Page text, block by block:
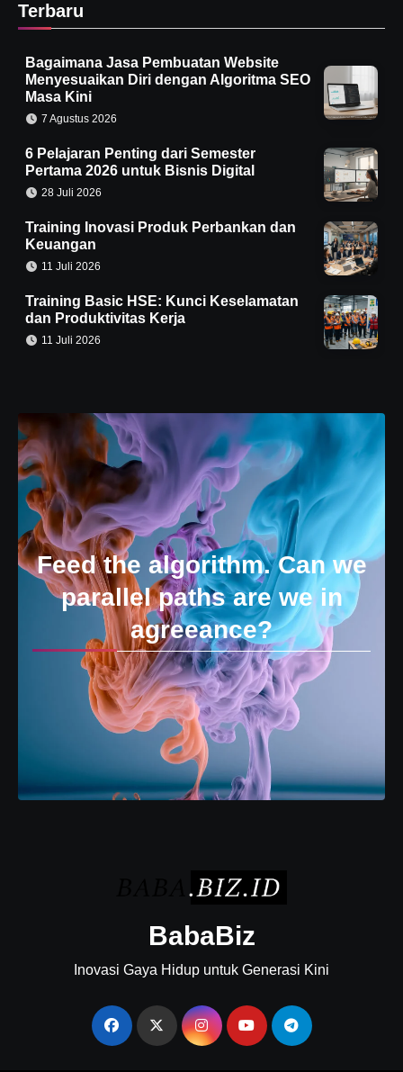
Terbaru
Bagaimana Jasa Pembuatan Website
Menyesuaikan Diri dengan Algoritma SEO
Masa Kini
7 Agustus 2026
6 Pelajaran Penting dari Semester
Pertama 2026 untuk Bisnis Digital
28 Juli 2026
Training Inovasi Produk Perbankan dan
Keuangan
11 Juli 2026
Training Basic HSE: Kunci Keselamatan
dan Produktivitas Kerja
11 Juli 2026
Feed the algorithm. Can we
parallel paths are we in
agreeance?
BabaBiz
Inovasi Gaya Hidup untuk Generasi Kini